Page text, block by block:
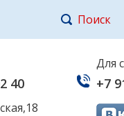
Поиск
40
Для
+7